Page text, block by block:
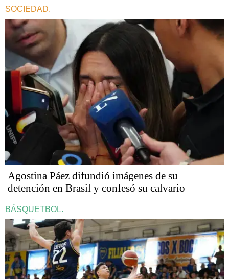
SOCIEDAD.
Agostina Páez difundió imágenes de su
detención en Brasil y confesó su calvario
BÁSQUETBOL.